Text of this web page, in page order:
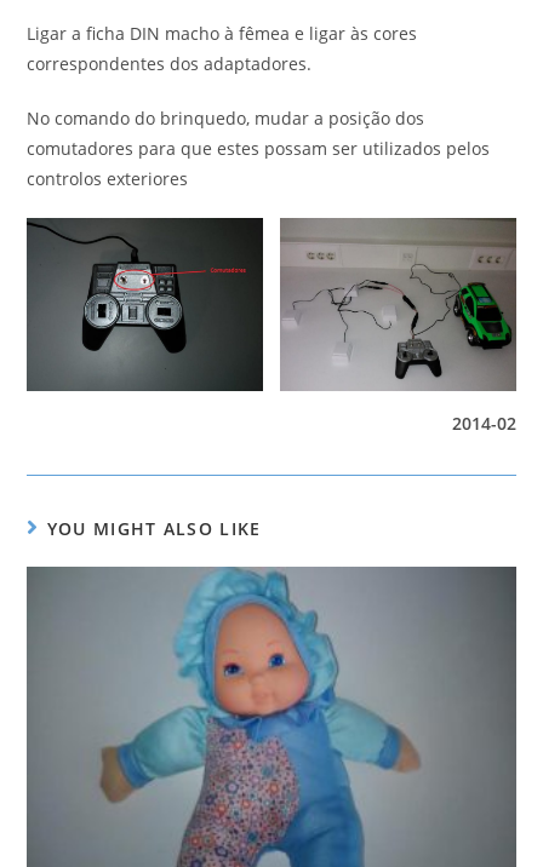
Ligar a ficha DIN macho à fêmea e ligar às cores
correspondentes dos adaptadores.
No comando do brinquedo, mudar a posição dos
comutadores para que estes possam ser utilizados pelos
controlos exteriores
2014-02
YOU MIGHT ALSO LIKE